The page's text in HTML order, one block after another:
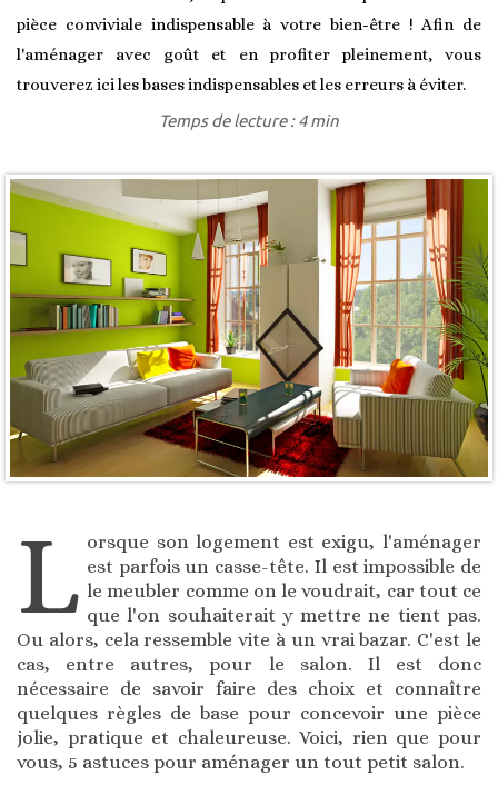
pièce conviviale indispensable à votre bien-être ! Afin de
l'aménager avec goût et en profiter pleinement, vous
trouverez ici les bases indispensables et les erreurs à éviter.
Temps de lecture : 4 min
L orsque son logement est exigu, l'aménager
est parfois un casse-tête. Il est impossible de
le meubler comme on le voudrait, car tout ce
que l'on souhaiterait y mettre ne tient pas.
Ou alors, cela ressemble vite à un vrai bazar. C'est le
cas, entre autres, pour le salon. Il est donc
nécessaire de savoir faire des choix et connaître
quelques règles de base pour concevoir une pièce
jolie, pratique et chaleureuse. Voici, rien que pour
vous, 5 astuces pour aménager un tout petit salon.